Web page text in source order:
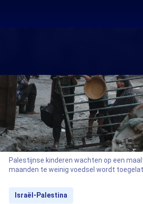
Palestijnse kinderen wachten op een
maanden te weinig voedsel wordt
Israël-Palestina